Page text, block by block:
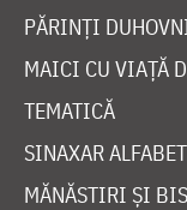
PĂRINȚI
MAICI CU VIAȚĂ
TEMATICĂ
SINAXAR
MĂNĂSTIRI ȘI